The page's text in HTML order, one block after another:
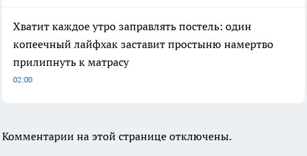
Хватит каждое утро заправлять постель: один
копеечный лайфхак заставит простыню намертво
прилипнуть к матрасу
02:00
Комментарии на этой странице отключены.